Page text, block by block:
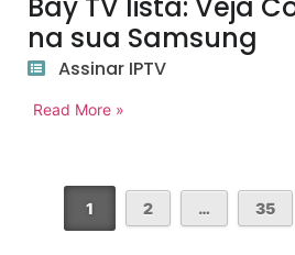
Bay TV lista: Veja
na sua Samsung
Assinar IPTV
Read More »
1 2 … 35